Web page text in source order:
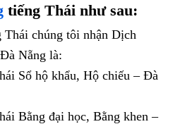
tiếng Thái như sau:
chúng tôi nhận Dịch
Nẵng là:
Sổ hộ khẩu, Hộ chiếu – Đà
Bằng đại học, Bằng khen –